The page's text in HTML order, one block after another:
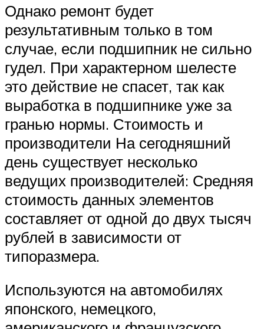
Однако ремонт будет
результативным только в том
случае, если подшипник не сильно
гудел. При характерном шелесте
это действие не спасет, так как
выработка в подшипнике уже за
гранью нормы. Стоимость и
производители На сегодняшний
день существует несколько
ведущих производителей: Средняя
стоимость данных элементов
составляет от одной до двух тысяч
рублей в зависимости от
типоразмера.
Используются на автомобилях
японского, немецкого,